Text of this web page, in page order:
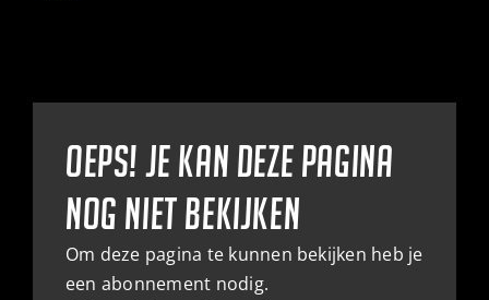
PODCASTS
E-BOOKS
CATEGORIEËN
WATCHLIST
Oeps! je kan deze pagina
nog niet bekijken
Om deze pagina te kunnen bekijken heb je
een abonnement nodig.